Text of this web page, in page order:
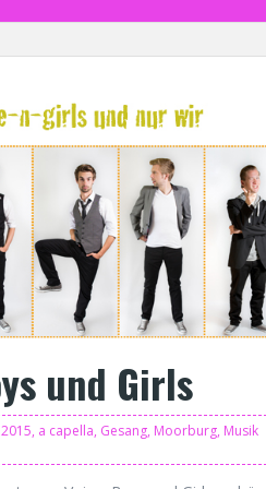
und Girls
2015, a capella, Gesang, Moorburg, Musik